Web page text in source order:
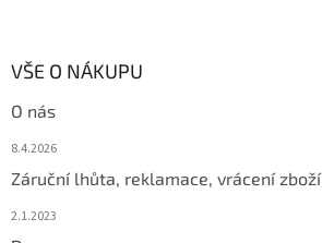
VŠE O NÁKUPU
O nás
8.4.2026
Záruční lhůta, reklamace, vrácení zboží
2.1.2023